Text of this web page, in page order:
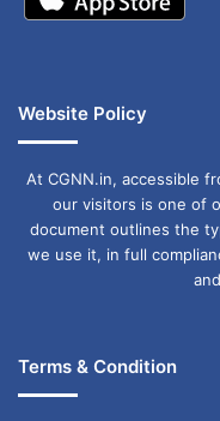
पैसों की भरपाई कर रहे
वे अपने बच्चे को स्कूल
नहीं, बल्कि उसकी
भारतीय मिडिल क्लास
कटौती कर, अपने
education crisis
Website Policy
At CGNN.in, accessible
our visitors is one of
document outlines the
we use it, in full
Terms & Condition